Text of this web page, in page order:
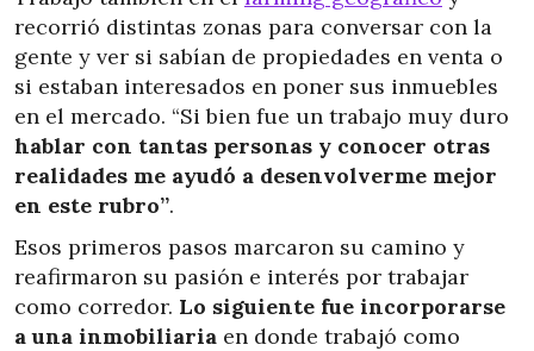
recorrió distintas zonas para conversar con la
gente y ver si sabían de propiedades en venta o
si estaban interesados en poner sus inmuebles
en el mercado. “Si bien fue un trabajo muy duro
hablar con tantas personas y conocer otras
realidades me ayudó a desenvolverme mejor
en este rubro”.
Esos primeros pasos marcaron su camino y
reafirmaron su pasión e interés por trabajar
como corredor. Lo siguiente fue incorporarse
a una inmobiliaria en donde trabajó como